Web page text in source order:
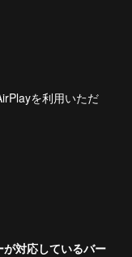
を利用いただ
対応しているバー